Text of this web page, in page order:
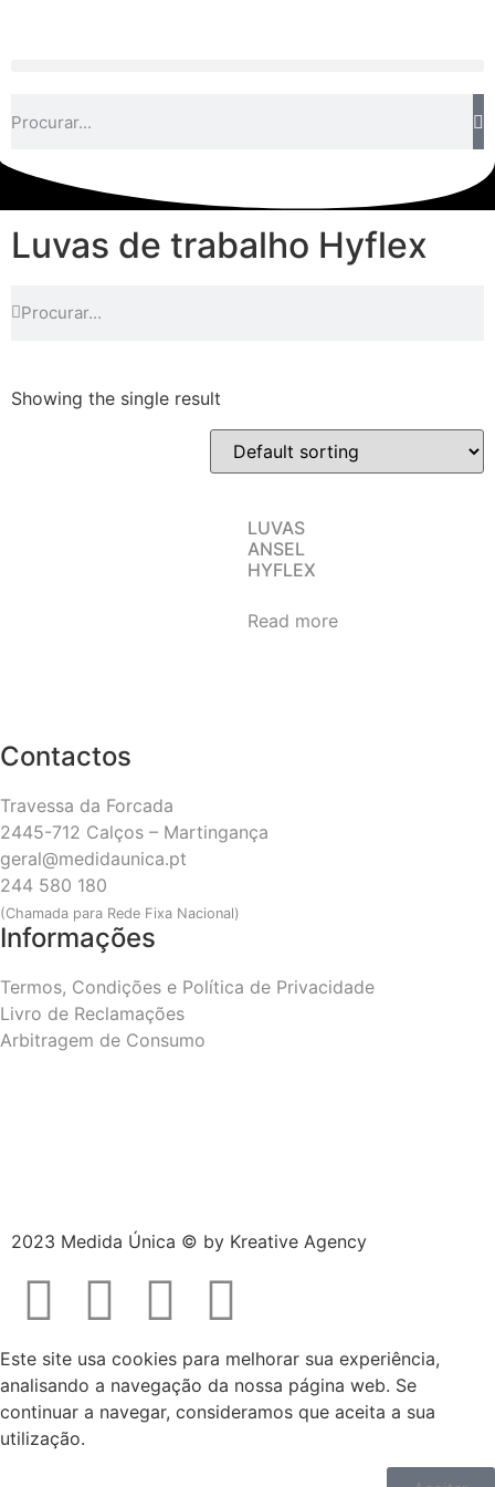
Luvas de trabalho Hyflex
Showing the single result
LUVAS
ANSEL
HYFLEX
Read more
Contactos
Travessa da Forcada
2445-712 Calços – Martingança
geral@medidaunica.pt
244 580 180
(Chamada para Rede Fixa Nacional)
Informações
Termos, Condições e Política de Privacidade
Livro de Reclamações
Arbitragem de Consumo
2023 Medida Única © by Kreative Agency
Este site usa cookies para melhorar sua experiência,
analisando a navegação da nossa página web. Se
continuar a navegar, consideramos que aceita a sua
utilização.